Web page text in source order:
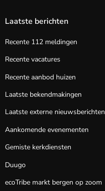
Laatste berichten
Recente 112 meldingen
Recente vacatures
Recente aanbod huizen
Laatste bekendmakingen
Laatste externe nieuwsberichten
Aankomende evenementen
Gemiste kerkdiensten
Duugo
ecoTribe markt bergen op zoom